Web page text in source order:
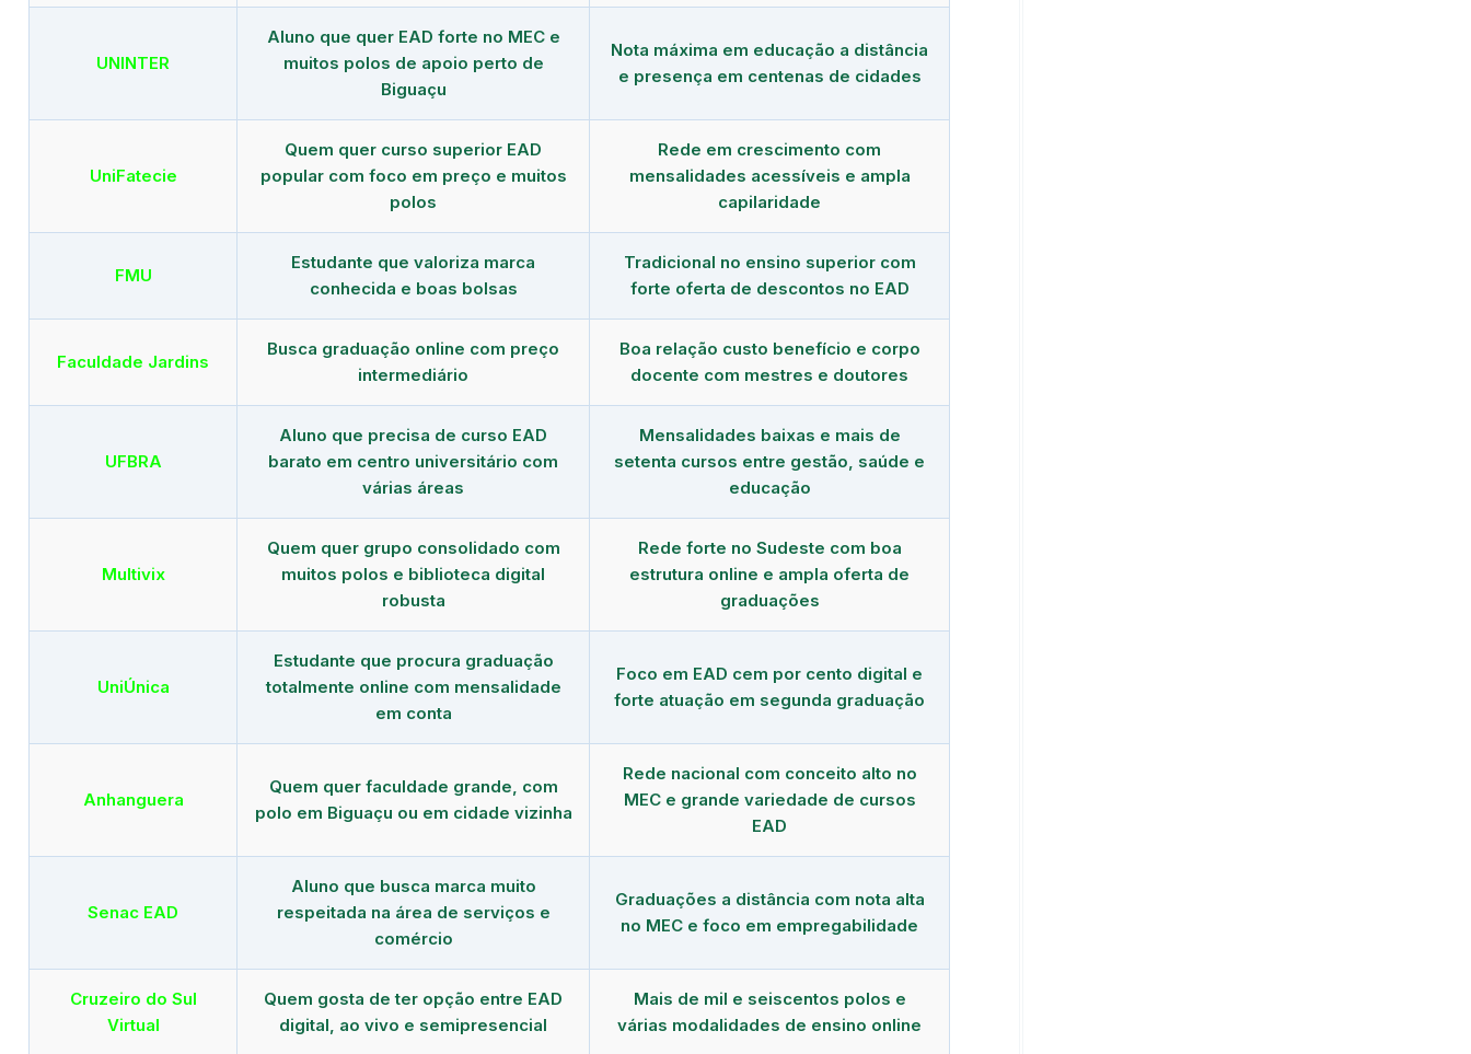
UNINTER
Aluno que quer EAD forte no MEC e
muitos polos de apoio perto de
Biguaçu
Nota máxima em educação a distância
e presença em centenas de cidades
UniFatecie
Quem quer curso superior EAD
popular com foco em preço e muitos
polos
Rede em crescimento com
mensalidades acessíveis e ampla
capilaridade
FMU
Estudante que valoriza marca
conhecida e boas bolsas
Tradicional no ensino superior com
forte oferta de descontos no EAD
Faculdade Jardins
Busca graduação online com preço
intermediário
Boa relação custo benefício e corpo
docente com mestres e doutores
UFBRA
Aluno que precisa de curso EAD
barato em centro universitário com
várias áreas
Mensalidades baixas e mais de
setenta cursos entre gestão, saúde e
educação
Multivix
Quem quer grupo consolidado com
muitos polos e biblioteca digital
robusta
Rede forte no Sudeste com boa
estrutura online e ampla oferta de
graduações
UniÚnica
Estudante que procura graduação
totalmente online com mensalidade
em conta
Foco em EAD cem por cento digital e
forte atuação em segunda graduação
Anhanguera
Quem quer faculdade grande, com
polo em Biguaçu ou em cidade vizinha
Rede nacional com conceito alto no
MEC e grande variedade de cursos
EAD
Senac EAD
Aluno que busca marca muito
respeitada na área de serviços e
comércio
Graduações a distância com nota alta
no MEC e foco em empregabilidade
Cruzeiro do Sul
Virtual
Quem gosta de ter opção entre EAD
digital, ao vivo e semipresencial
Mais de mil e seiscentos polos e
várias modalidades de ensino online